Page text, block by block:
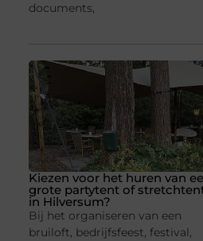
documents,
Kiezen voor het huren van
grote partytent of
in Hilversum?
Bij het organiseren van een
bruiloft, bedrijfsfeest, festival,